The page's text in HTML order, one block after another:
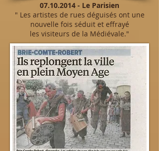
07.10.2014 - Le Parisien
" Les artistes de rues déguisés ont une
nouvelle fois séduit et effrayé
les visiteurs de la Médiévale."